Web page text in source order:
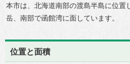
本市は、北海道南部の渡島半島に位置
岳、南部で函館湾に面しています。
位置と面積